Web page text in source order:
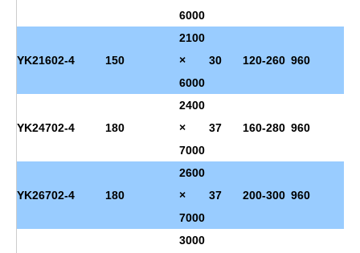
6000
YK21602-4 150
2100
×
6000
30 120-260 960
YK24702-4 180
2400
×
7000
37 160-280 960
YK26702-4 180
2600
×
7000
37 200-300 960
3000